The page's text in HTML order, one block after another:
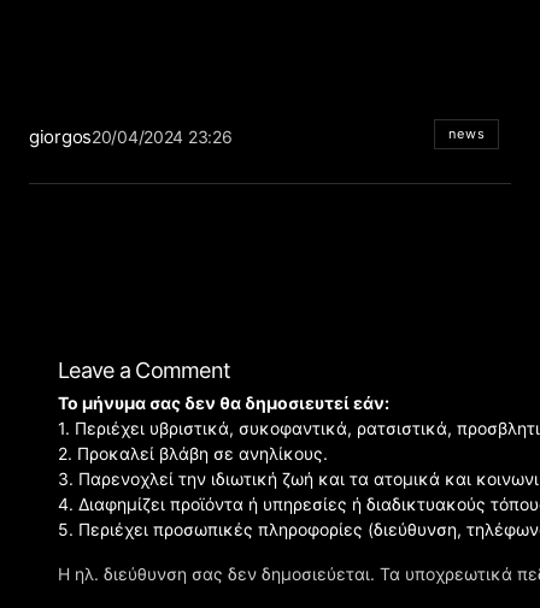
giorgos20/04/2024 23:26 news
Leave a Comment
Η ηλ. διεύθυνση σας δεν δημοσιεύεται. Τα υποχρεωτικά
Το μήνυμα σας δεν θα δημοσιευτεί εάν:
1. Περιέχει υβριστικά, συκοφαντικά, ρατσιστικά,
2. Προκαλεί βλάβη σε ανηλίκους.
3. Παρενοχλεί την ιδιωτική ζωή και τα ατομικά και
4. Διαφημίζει προϊόντα ή υπηρεσίες ή διαδικτυακούς
5. Περιέχει προσωπικές πληροφορίες (διεύθυνση,